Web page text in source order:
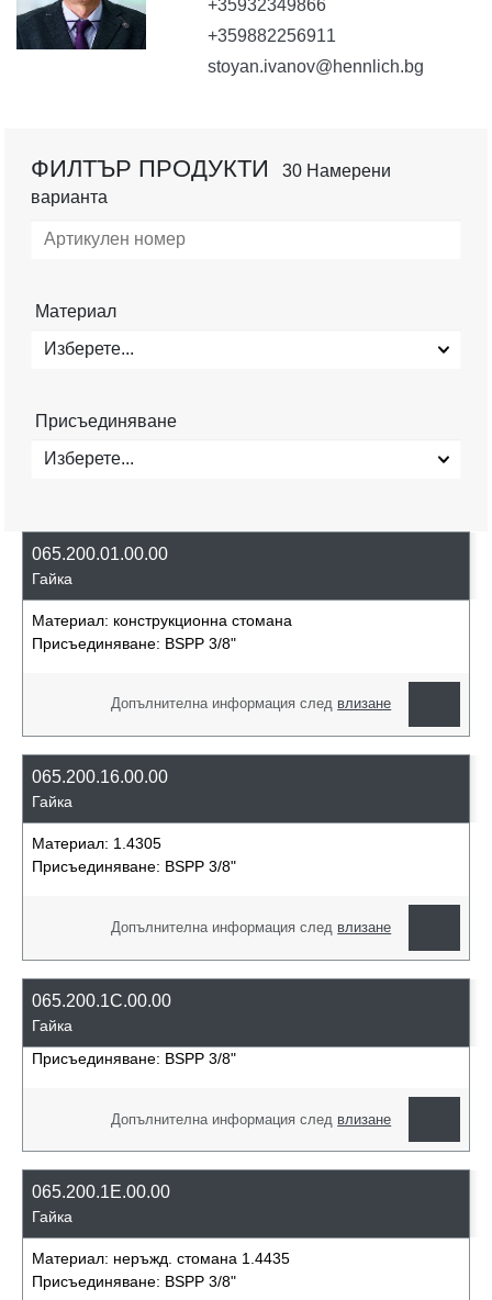
+35932349866
+359882256911
stoyan.ivanov@hennlich.bg
ФИЛТЪР ПРОДУКТИ
30 Намерени
варианта
Материал
Изберете...
Присъединяване
Изберете...
065.200.01.00.00
Гайка
Материал: конструкционна стомана
Присъединяване: BSPP 3/8"
Допълнителна информация след влизане
065.200.16.00.00
Гайка
Материал: 1.4305
Присъединяване: BSPP 3/8"
Допълнителна информация след влизане
065.200.1C.00.00
Гайка
Присъединяване: BSPP 3/8"
Допълнителна информация след влизане
065.200.1E.00.00
Гайка
Материал: неръжд. стомана 1.4435
Присъединяване: BSPP 3/8"